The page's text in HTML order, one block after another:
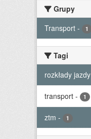
Grupy
Transport - 1
Tagi
rozkłady jazdy
transport - 1
ztm - 1